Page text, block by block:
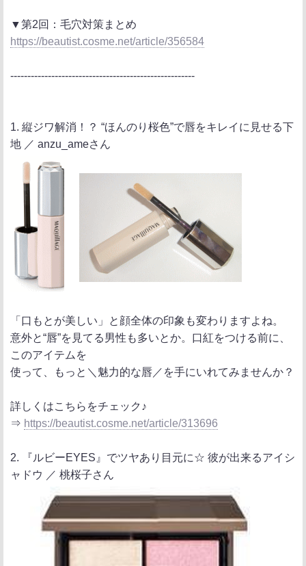
▼第2回：毛穴対策まとめ
https://beautist.cosme.net/article/356584
------------------------------------------------------
1. 縦ジワ解消！？ “ほんのり桜色”で唇をキレイに見せる下
地 ／ anzu_ameさん
「口もとが美しい」と顔全体の印象も変わりますよね。
意外と“唇”を見てる男性も多いとか。口紅をつける前に、
このアイテムを
使って、もっと＼魅力的な唇／を手にいれてみませんか？
詳しくはこちらをチェック♪
⇒ https://beautist.cosme.net/article/313696
2. 『ルビーEYES』でツヤあり目元に☆ 彼が出来るアイシ
ャドウ ／ 桃桜子さん